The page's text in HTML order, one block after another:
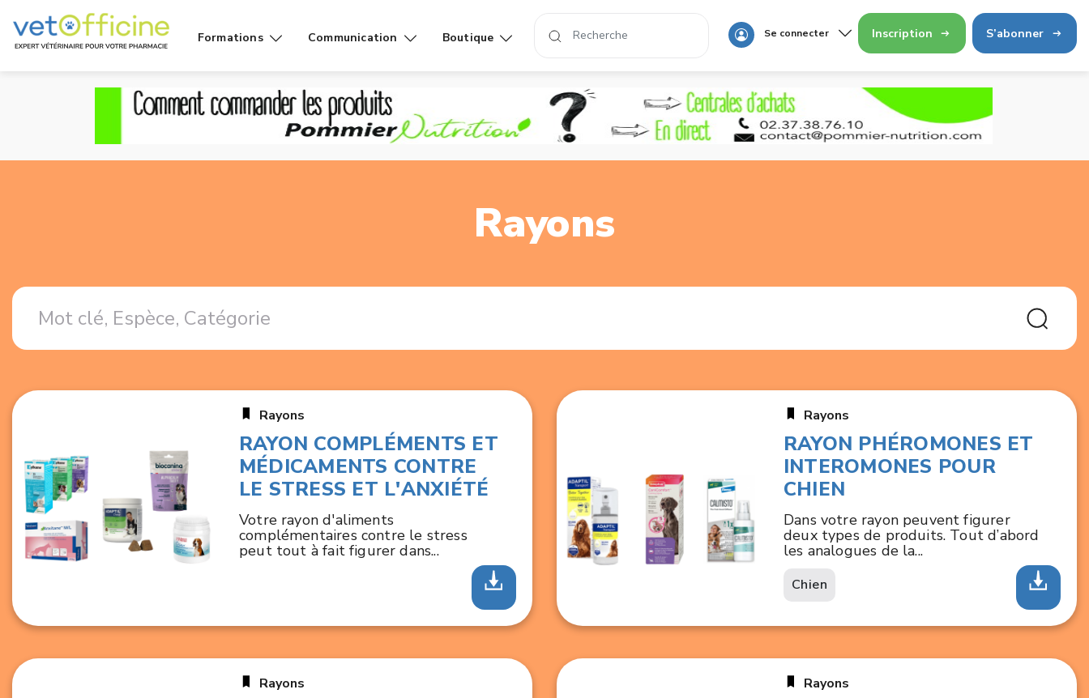
Formations
Conseils
Communication
Affiches
Fiches
Boutique
Livres
Se connecter Inscription S’abonner
Rayons
Rayons
RAYON COMPLÉMENTS ET
MÉDICAMENTS CONTRE
LE STRESS ET L'ANXIÉTÉ
Votre rayon d'aliments
complémentaires contre le stress
peut tout à fait figurer dans...
Rayons
RAYON PHÉROMONES ET
INTEROMONES POUR
CHIEN
Dans votre rayon peuvent figurer
deux types de produits. Tout d’abord
les analogues de la...
Chien
Rayons Rayons